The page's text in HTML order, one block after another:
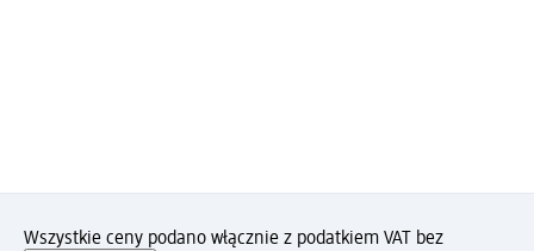
Wszystkie ceny podano włącznie z podatkiem VAT bez